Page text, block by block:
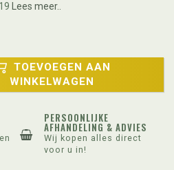
Lees meer..
TOEVOEGEN AAN
WINKELWAGEN
PERSOONLIJKE
AFHANDELING & ADVIES
Wij kopen alles direct
voor u in!